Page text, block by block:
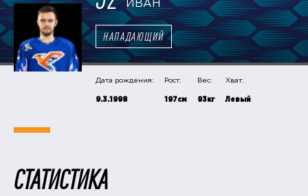
ИВАН
НАПАДАЮЩИЙ
Дата рождения:
9.3.1998
Рост:
197см
Вес:
93кг
Хват:
Левый
СТАТИСТИКА